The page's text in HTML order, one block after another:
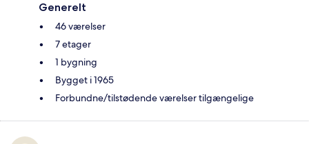
Generelt
46 værelser
7 etager
1 bygning
Bygget i 1965
Forbundne/tilstødende værelser tilgængelige